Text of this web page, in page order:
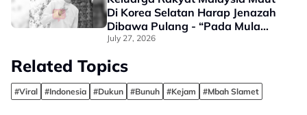
Di Korea Selatan Harap Jenazah
Dibawa Pulang - “Pada Mula
Memang Mahu Kebumi Di Sana
July 27, 2026
Related Topics
#Viral #Indonesia #Dukun #Bunuh #Kejam #Mbah Slamet